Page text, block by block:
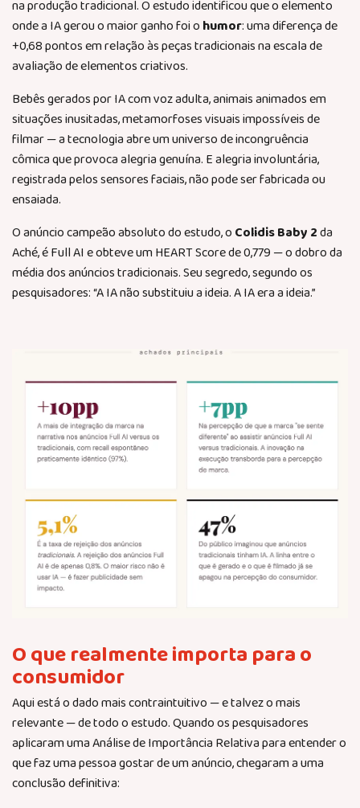
na produção tradicional. O estudo identificou que o elemento
onde a IA gerou o maior ganho foi o humor: uma diferença de
+0,68 pontos em relação às peças tradicionais na escala de
avaliação de elementos criativos.
Bebês gerados por IA com voz adulta, animais animados em
situações inusitadas, metamorfoses visuais impossíveis de
filmar — a tecnologia abre um universo de incongruência
cômica que provoca alegria genuína. E alegria involuntária,
registrada pelos sensores faciais, não pode ser fabricada ou
ensaiada.
O anúncio campeão absoluto do estudo, o Colidis Baby 2da
Aché, é Full AI e obteve um HEART Score de 0,779 — o dobro da
média dos anúncios tradicionais. Seu segredo, segundo os
pesquisadores:“A IA não substituiu a ideia. A IA era a ideia.”
O que realmente importa para o
consumidor
Aqui está o dado mais contraintuitivo — e talvez o mais
relevante — de todo o estudo. Quando os pesquisadores
aplicaram uma Análise de Importância Relativa para entender o
que faz uma pessoa gostar de um anúncio, chegaram a uma
conclusão definitiva: